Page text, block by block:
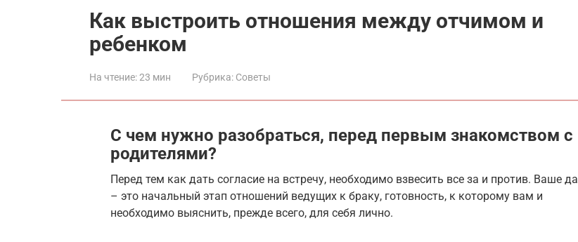
Как выстроить отношения между отчимом и
ребенком
На чтение:23 мин Рубрика: Советы
С чем нужно разобраться, перед первым знакомством с
родителями?
Перед тем как дать согласие на встречу, необходимо взвесить все за и против. Ваше да
– это начальный этап отношений ведущих к браку, готовность, к которому вам и
необходимо выяснить, прежде всего, для себя лично.